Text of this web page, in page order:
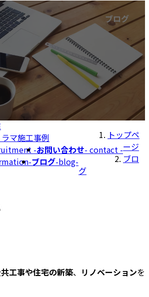
top page -会社案内- company profile -
content -
事
、リノベーション工事
売（外部サイト）
（外部サイト）
助成金営業
ｰ achievements and worksｰ
マ施工事例
-お問い合わせ- contact -
ブログ-blog-
ブログ
トップペ
ージ
ブロ
グ
工事や住宅の新築、 リノベーションを